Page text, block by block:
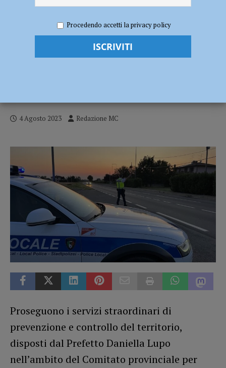
disposti dal Prefetto, a luglio 226 violazioni del codice della strada e
11 denunce per spaccio
Controlli disposti dal Prefetto, a luglio
4 Agosto 2023 Redazione MC
Proseguono i servizi straordinari di
prevenzione e controllo del territorio,
disposti dal Prefetto Daniella Lupo
nell’ambito del Comitato provinciale per
Procedendo accetti la privacy policy